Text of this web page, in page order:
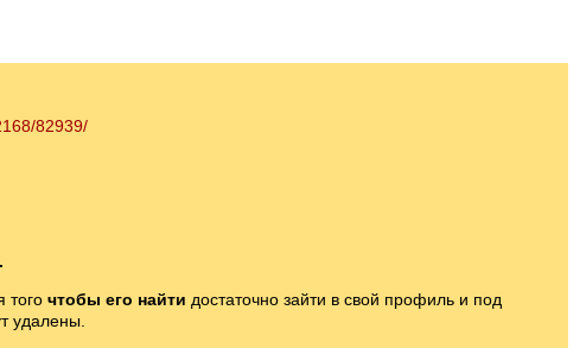
82939/
того чтобы его найти достаточно зайти в свой профиль и под
удалены.